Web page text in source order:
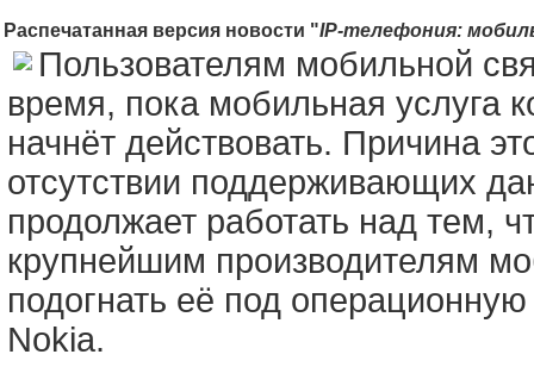
Распечатанная версия новости "IP-телефония:
Пользователям мобильной
время, пока мобильная услуга
начнёт действовать. Причина
отсутствии поддерживающих
продолжает работать над тем,
крупнейшим производителям
подогнать её под
Nokia.